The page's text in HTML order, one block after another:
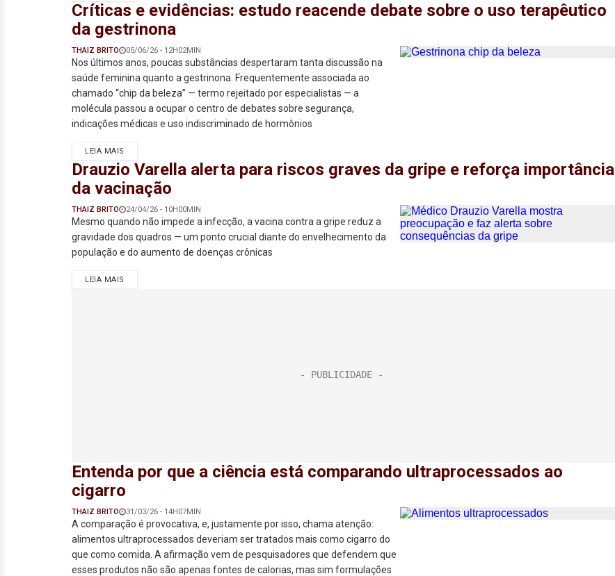
Críticas e evidências: estudo reacende debate sobre o uso terapêutico
da gestrinona
THAIZ BRITO 05/06/26 - 12H02MIN
Nos últimos anos, poucas substâncias despertaram tanta discussão na
saúde feminina quanto a gestrinona. Frequentemente associada ao
chamado “chip da beleza” — termo rejeitado por especialistas — a
molécula passou a ocupar o centro de debates sobre segurança,
indicações médicas e uso indiscriminado de hormônios
LEIA MAIS
Drauzio Varella alerta para riscos graves da gripe e reforça importância
da vacinação
THAIZ BRITO 24/04/26 - 10H00MIN
Mesmo quando não impede a infecção, a vacina contra a gripe reduz a
gravidade dos quadros — um ponto crucial diante do envelhecimento da
população e do aumento de doenças crônicas
LEIA MAIS
Entenda por que a ciência está comparando ultraprocessados ao
cigarro
THAIZ BRITO 31/03/26 - 14H07MIN
A comparação é provocativa, e, justamente por isso, chama atenção:
alimentos ultraprocessados deveriam ser tratados mais como cigarro do
que como comida. A afirmação vem de pesquisadores que defendem que
esses produtos não são apenas fontes de calorias, mas sim formulações